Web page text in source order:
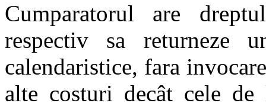
Cumparatorul are
respectiv sa
calendaristice, fara
alte costuri decât cele